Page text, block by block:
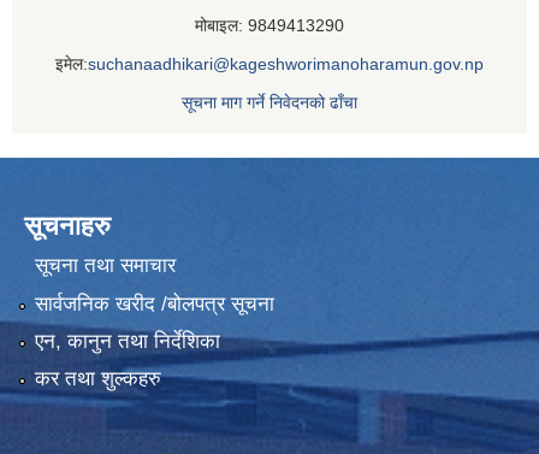
मोबाइल: 9849413290
इमेल:suchanaadhikari@kageshworimanoharamun.gov.np
सूचना माग गर्ने निवेदनको ढाँचा
सूचनाहरु
सूचना तथा समाचार
सार्वजनिक खरीद /बोलपत्र सूचना
एन, कानुन तथा निर्देशिका
कर तथा शुल्कहरु